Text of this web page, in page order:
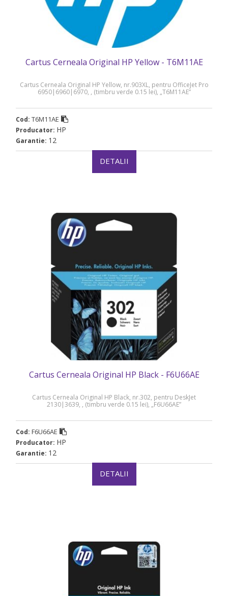
Cartus Cerneala Original HP Yellow - T6M11AE
Cartus Cerneala Original HP Yellow, nr.903XL, pentru OfficeJet Pro
6950|6960|6970, , (timbru verde 0.15 lei), „T6M11AE”
Cod: T6M11AE
Producator: HP
Garantie: 12
DETALII
Cartus Cerneala Original HP Black - F6U66AE
Cartus Cerneala Original HP Black, nr.302, pentru DeskJet
2130|3639, , (timbru verde 0.15 lei), „F6U66AE”
Cod: F6U66AE
Producator: HP
Garantie: 12
DETALII